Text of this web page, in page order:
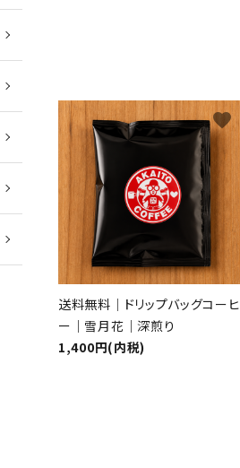
送料無料｜ドリップバッグコーヒ
ー｜雪月花｜深煎り
1,400円(内税)
favorite